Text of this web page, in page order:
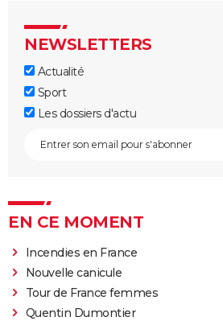
NEWSLETTERS
Actualité
Sport
Les dossiers d'actu
EN CE MOMENT
Incendies en France
Nouvelle canicule
Tour de France femmes
Quentin Dumontier